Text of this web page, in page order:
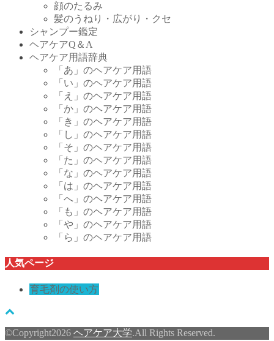
顔のたるみ
髪のうねり・広がり・クセ
シャンプー鑑定
ヘアケアQ＆A
ヘアケア用語辞典
「あ」のヘアケア用語
「い」のヘアケア用語
「え」のヘアケア用語
「か」のヘアケア用語
「き」のヘアケア用語
「し」のヘアケア用語
「そ」のヘアケア用語
「た」のヘアケア用語
「な」のヘアケア用語
「は」のヘアケア用語
「へ」のヘアケア用語
「も」のヘアケア用語
「や」のヘアケア用語
「ら」のヘアケア用語
人気ページ
育毛剤の使い方
©Copyright2026 ヘアケア大学.All Rights Reserved.